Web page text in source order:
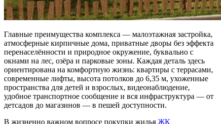
Главные преимущества комплекса — малоэтажная застройка,
атмосферные кирпичные дома, приватные дворы без эффекта
перенаселённости и природное окружение, буквально с
окнами на лес, озёра и парковые зоны. Каждая деталь здесь
ориентирована на комфортную жизнь: квартиры с террасами,
современные лифты, высота потолков до 6,35 м, ухоженные
пространства для детей и взрослых, видеонаблюдение,
удобное транспортное сообщение и вся инфраструктура — от
детсадов до магазинов — в пешей доступности.
В жизненно важном вопросе покупки жилья ЖК